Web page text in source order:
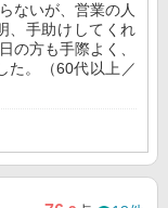
ないが、営業の人
、手助けしてくれ
の方も手際よく、
た。（60代以上／